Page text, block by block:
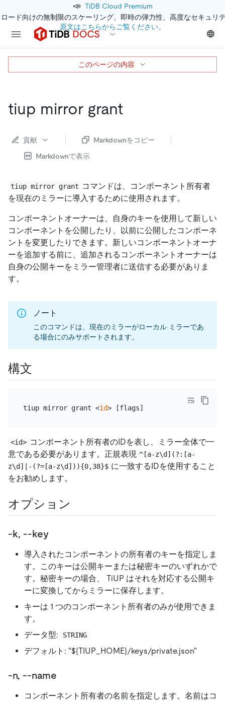
📣 TiDB Cloud Premium
ード向けの無制限のスケーリング、即時の弾力性、高度なセキュリ
原文はこちらからご覧ください。
tiup mirror grant
貢献
Markdownをコピー
Markdownで表示
tiup mirror grant コマンドは、コンポーネント所有者
を現在のミラーに導入するために使用されます。
コンポーネントオーナーは、自身のキーを使用して新しい
コンポーネントを公開したり、以前に公開したコンポーネ
ントを変更したりできます。新しいコンポーネントオーナ
ーを追加する前に、追加されるコンポーネントオーナーは
自身の公開キーをミラー管理者に送信する必要がありま
す。
ノート
このコマンドは、現在のミラーがローカル ミラーであ
る場合にのみサポートされます。
構文
tiup mirror grant <id
<id> コンポーネント所有者のIDを表し、ミラー全体で一
意である必要があります。正規表現 ^[a-z\d](?:[a-
z\d]|-(?=[a-z\d])){0,38}$ に一致するIDを使用すること
をお勧めします。
オプション
-k, --key
導入されたコンポーネントの所有者のキーを指定しま
す。このキーは公開キーまたは秘密キーのいずれかで
す。秘密キーの場合、 TiUP はそれを対応する公開キ
ーに変換してからミラーに保存します。
キーは 1 つのコンポーネント所有者のみが使用できま
す。
データ型:
STRING
デフォルト: "${TIUP_HOME}/keys/private.json"
-n, --name
コンポーネント所有者の名前を指定します。名前はコ
このページの内容